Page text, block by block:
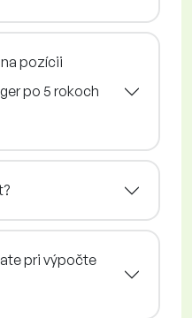
pozícii
po 5 rokoch
pri výpočte